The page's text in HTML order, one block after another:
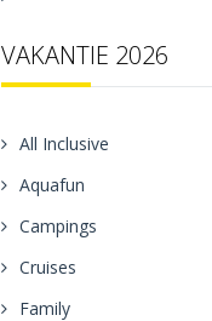
VAKANTIE 2026
All Inclusive
Aquafun
Campings
Cruises
Family